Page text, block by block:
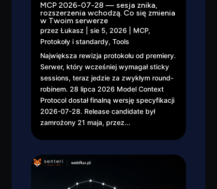
MCP 2026-07-28 — sesja znika,
rozszerzenia wchodzą. Co się zmienia
w Twoim serwerze
przez Łukasz sie 5, 2026 MCP,
Protokoły i standardy, Tools
Największa rewizja protokołu od premiery.
Serwer, który wcześniej wymagał sticky
sessions, teraz jedzie za zwykłym round-
robinem. 28 lipca 2026 Model Context
Protocol dostał finalną wersję specyfikacji
2026-07-28. Release candidate był
zamrożony 21 maja, przez...